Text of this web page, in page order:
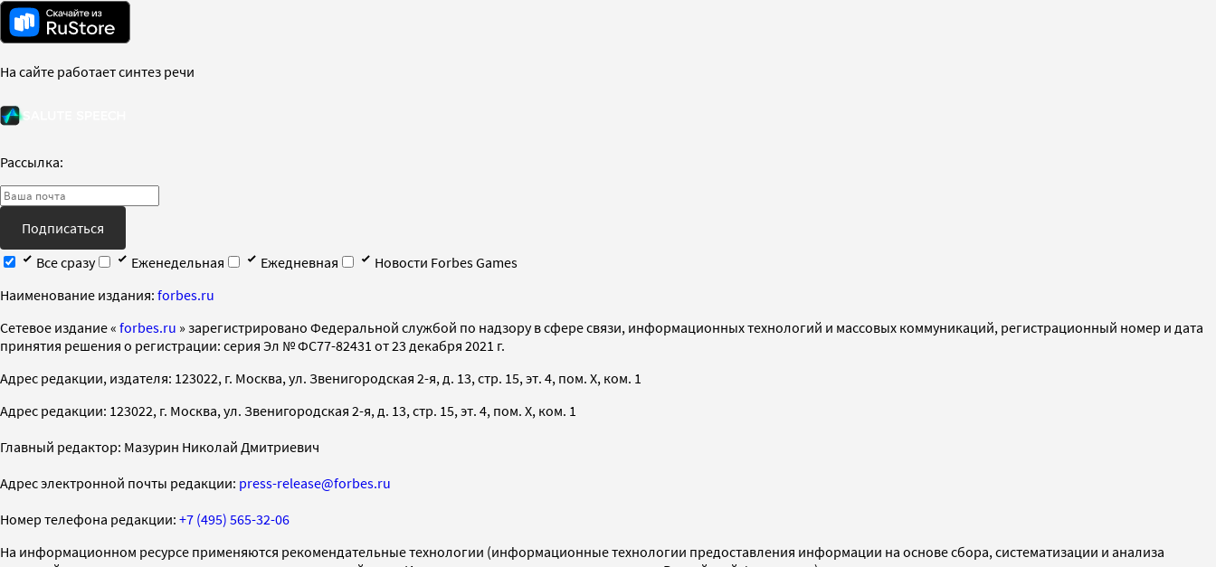
На сайте работает синтез речи
Рассылка:
Подписаться
Все сразу
Еженедельная Ежедневная
Новости Forbes Games
Наименование издания: forbes.ru
Cетевое издание « forbes.ru » зарегистрировано Федеральной службой по надзору в сфере связи, информационных технологий и массовых коммуникаций, регистрационный номер и дата
принятия решения о регистрации: серия Эл № ФС77-82431 от 23 декабря 2021 г.
Адрес редакции, издателя: 123022, г. Москва, ул. Звенигородская 2-я, д. 13, стр. 15, эт. 4, пом. X, ком. 1
Адрес редакции: 123022, г. Москва, ул. Звенигородская 2-я, д. 13, стр. 15, эт. 4, пом. X, ком. 1
Главный редактор: Мазурин Николай Дмитриевич
Адрес электронной почты редакции: press-release@forbes.ru
Номер телефона редакции: +7 (495) 565-32-06
На информационном ресурсе применяются рекомендательные технологии (информационные технологии предоставления информации на основе сбора, систематизации и анализа